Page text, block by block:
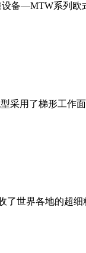
备—MTW系列
用了梯形工作
世界各地的超